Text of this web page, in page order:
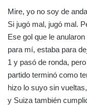
Mire, yo no soy de
Si jugó mal, jugó mal.
Ese gol que le
para mí, estaba para
1 y pasó de ronda,
partido terminó como
hizo lo suyo sin
y Suiza también